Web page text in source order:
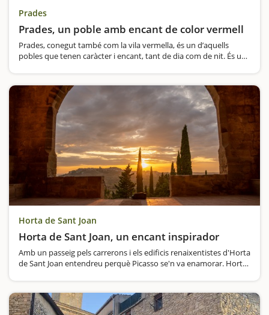
Prades
Prades, un poble amb encant de color vermell
Prades, conegut també com la vila vermella, és un d’aquells
pobles que tenen caràcter i encant, tant de dia com de nit. És un
Horta de Sant Joan
Horta de Sant Joan, un encant inspirador
Amb un passeig pels carrerons i els edificis renaixentistes d'Horta
de Sant Joan entendreu perquè Picasso se'n va enamorar. Horta